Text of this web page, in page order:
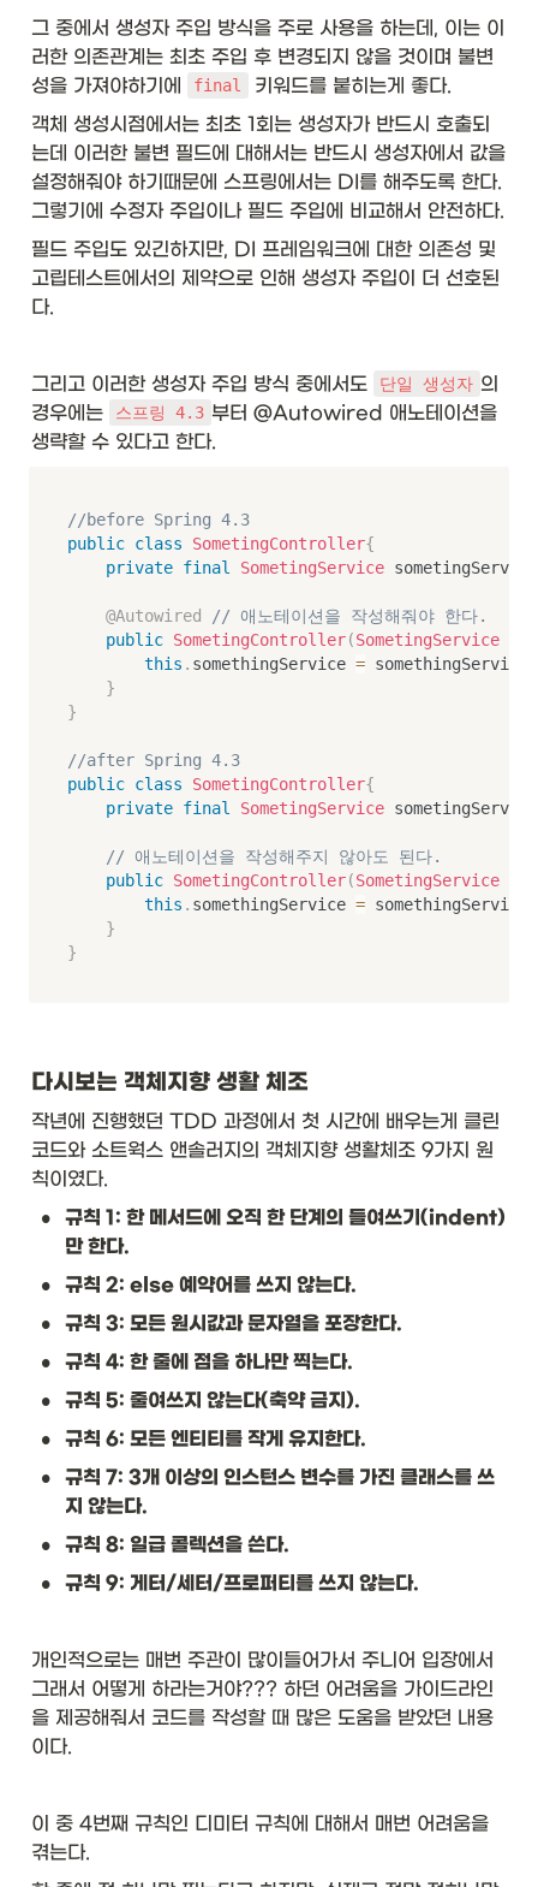
\\
hl
in
e
\t
ex
t{
비
한
정
적
와
일
드
타
입
}
?
>
}
&
\t
ex
26
hl
in
ex
t{
타
&
ex
w
ty
pe
}
&
t{
Li
st
그 중에서 생성자 주입 방식을 주로 사용을 하는데, 이는 이
러한 의존관계는 최초 주입 후 변경되지 않을 것이며 불변
성을 가져야하기에
final
키워드를 붙히는게 좋다.
객체 생성시점에서는 최초 1회는 생성자가 반드시 호출되
는데 이러한 불변 필드에 대해서는 반드시 생성자에서 값을
설정해줘야 하기때문에 스프링에서는 DI를 해주도록 한다.
필드 주입도 있긴하지만, DI 프레임워크에 대한 의존성 및
고립테스트에서의 제약으로 인해 생성자 주입이 더 선호된
다.
그리고 이러한 생성자 주입 방식 중에서도 단일 생성자 의
경우에는
스프링 4.3 부터 @Autowired 애노테이션을
생략할 수 있다고 한다.
//before Spring 4.3
public class SometingController{
private final SometingService sometingService
@Autowired
// 애노테이션을 작성해줘야 한다.
public SometingController(SometingService
this . somethingService = somethingService
}
}
//after Spring 4.3
public class SometingController{
private final SometingService sometingService
// 애노테이션을 작성해주지 않아도 된다.
public SometingController(SometingService
this . somethingService = somethingService
}
}
다시보는 객체지향 생활 체조
작년에 진행했던 TDD 과정에서 첫 시간에 배우는게 클린
코드와 소트웍스 앤솔러지의 객체지향 생활체조 9가지 원
칙이였다.
• 규칙 1: 한 메서드에 오직 한 단계의 들여쓰기(indent)
만 한다.
• 규칙 2: else 예약어를 쓰지 않는다.
• 규칙 3: 모든 원시값과 문자열을 포장한다.
• 규칙 4: 한 줄에 점을 하나만 찍는다.
• 규칙 5: 줄여쓰지 않는다(축약 금지).
• 규칙 6: 모든 엔티티를 작게 유지한다.
• 규칙 7: 3개 이상의 인스턴스 변수를 가진 클래스를 쓰
지 않는다.
• 규칙 8: 일급 콜렉션을 쓴다.
• 규칙 9: 게터/세터/프로퍼티를 쓰지 않는다.
개인적으로는 매번 주관이 많이들어가서 주니어 입장에서
그래서 어떻게 하라는거야??? 하던 어려움을 가이드라인
을 제공해줘서 코드를 작성할 때 많은 도움을 받았던 내용
이다.
이 중 4번째 규칙인 디미터 규칙에 대해서 매번 어려움을
겪는다.